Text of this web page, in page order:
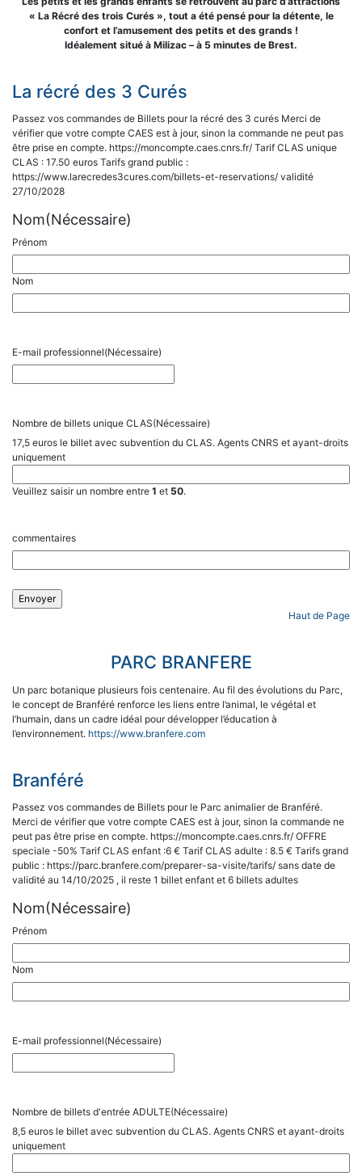
« La Récré des trois Curés », tout a été pensé pour la détente, le
confort et l’amusement des petits et des grands !
Idéalement situé à Milizac – à 5 minutes de Brest.
La récré des 3 Curés
Passez vos commandes de Billets pour la récré des 3 curés Merci de
vérifier que votre compte CAES est à jour, sinon la commande ne peut pas
être prise en compte. https://moncompte.caes.cnrs.fr/ Tarif CLAS unique
CLAS : 17.50 euros Tarifs grand public :
https://www.larecredes3cures.com/billets-et-reservations/ validité
27/10/2028
Nom(Nécessaire)
Prénom
Nom
E-mail professionnel(Nécessaire)
Nombre de billets unique CLAS(Nécessaire)
17,5 euros le billet avec subvention du CLAS. Agents CNRS et ayant-droits
uniquement
Veuillez saisir un nombre entre 1 et 50.
commentaires
Haut de Page
PARC BRANFERE
Un parc botanique plusieurs fois centenaire. Au fil des évolutions du Parc,
le concept de Branféré renforce les liens entre l’animal, le végétal et
l’humain, dans un cadre idéal pour développer l’éducation à
l’environnement. https://www.branfere.com
Branféré
Passez vos commandes de Billets pour le Parc animalier de Branféré.
Merci de vérifier que votre compte CAES est à jour, sinon la commande ne
peut pas être prise en compte. https://moncompte.caes.cnrs.fr/ OFFRE
speciale -50% Tarif CLAS enfant :6 € Tarif CLAS adulte : 8.5 € Tarifs grand
public : https://parc.branfere.com/preparer-sa-visite/tarifs/ sans date de
validité au 14/10/2025 , il reste 1 billet enfant et 6 billets adultes
Nom(Nécessaire)
Prénom
Nom
E-mail professionnel(Nécessaire)
Nombre de billets d'entrée ADULTE(Nécessaire)
8,5 euros le billet avec subvention du CLAS. Agents CNRS et ayant-droits
uniquement